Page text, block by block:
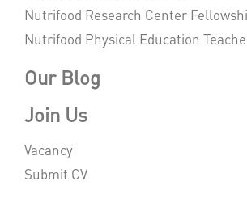
Nutrifood Research Center
Nutrifood Physical Education
Our Blog
Join Us
Vacancy
Submit CV